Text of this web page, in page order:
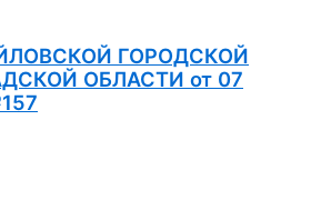
ГОРОДСКОЙ
ОБЛАСТИ от 07